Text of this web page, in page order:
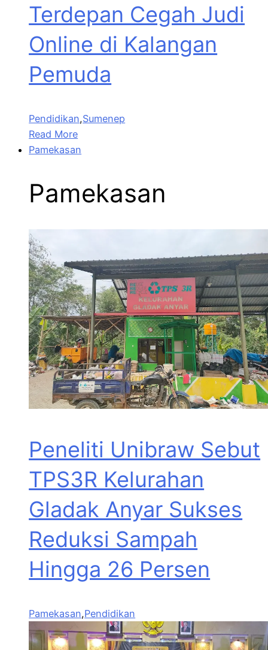
Terdepan Cegah Judi
Online di Kalangan
Pemuda
Pendidikan,Sumenep
Read More
Pamekasan
Pamekasan
Peneliti Unibraw Sebut
TPS3R Kelurahan
Gladak Anyar Sukses
Reduksi Sampah
Hingga 26 Persen
Pamekasan,Pendidikan